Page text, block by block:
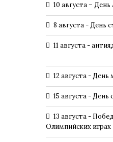
10 августа – День
8 августа - День
11 августа -
12 августа -
15 августа - День
13 августа -
Олимпийских играх